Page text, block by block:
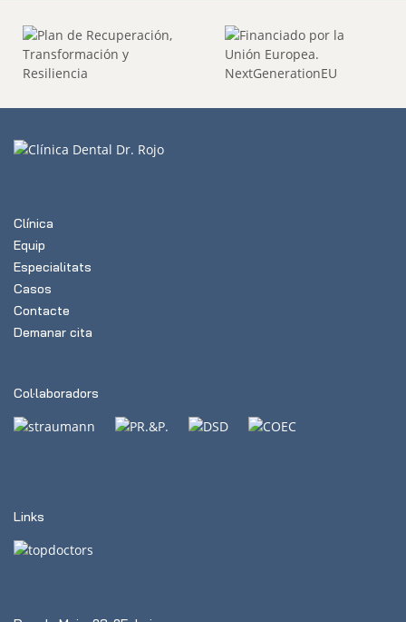
Clínica
Equip
Especialitats
Casos
Contacte
Demanar cita
Col·laboradors
Links